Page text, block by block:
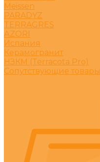
Meissen
PARADYZ
TERRAGRES
АZORI
Испания
Керамогранит
НЗКМ (Terracota Pro)
Сопутствующие товары